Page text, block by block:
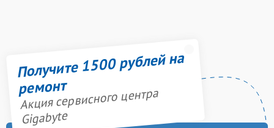
Получите 1500 рублей на
ремонт
Акция сервисного центра
Gigabyte